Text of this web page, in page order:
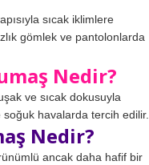
sıcak iklimlere
gömlek ve pantolonlarda
Nedir?
ve sıcak dokusuyla
havalarda tercih edilir.
Nedir?
ancak daha hafif bir